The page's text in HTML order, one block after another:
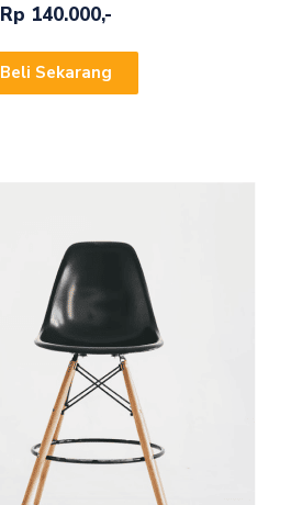
Rp 140.000,-
Beli Sekarang